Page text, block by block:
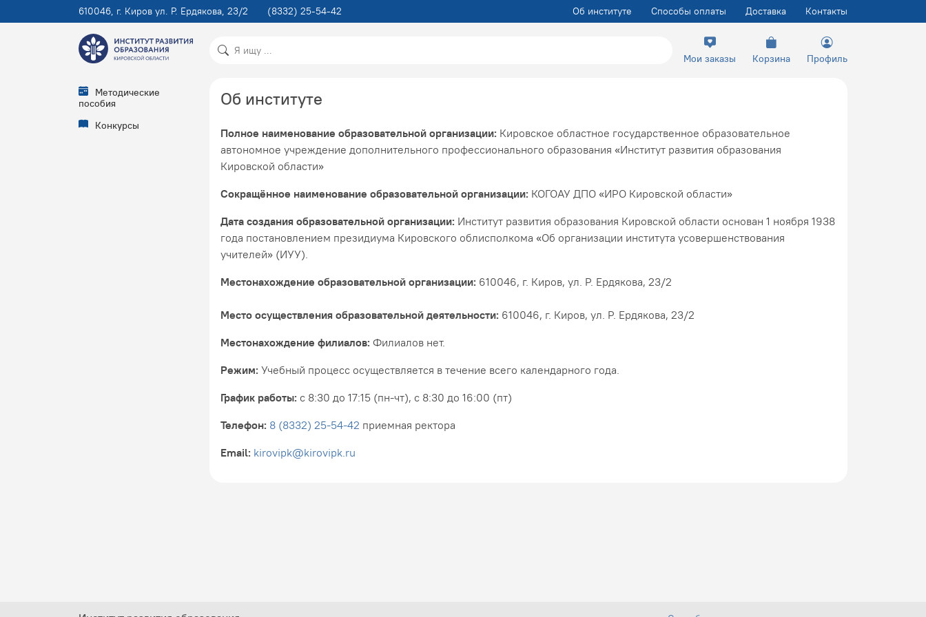
610046, г. Киров ул. Р. Ердякова, 23/2 (8332) 25-54-42 Контакты
Доставка
Способы оплаты
Об институте
Методические
пособия
Конкурсы
Мои заказы Корзина Профиль
Об институте
Полное наименование образовательной организации: Кировское областное государственное образовательное
автономное учреждение дополнительного профессионального образования «Институт развития образования
Кировской области»
Сокращённое наименование образовательной организации: КОГОАУ ДПО «ИРО Кировской области»
Дата создания образовательной организации: Институт развития образования Кировской области основан 1 ноября 1938
года постановлением президиума Кировского облисполкома «Об организации института усовершенствования
учителей» (ИУУ).
Местонахождение образовательной организации: 610046, г. Киров, ул. Р. Ердякова, 23/2
Место осуществления образовательной деятельности: 610046, г. Киров, ул. Р. Ердякова, 23/2
Местонахождение филиалов: Филиалов нет.
Режим: Учебный процесс осуществляется в течение всего календарного года.
График работы: с 8:30 до 17:15 (пн-чт), с 8:30 до 16:00 (пт)
Телефон: 8 (8332) 25-54-42 приемная ректора
Email: kirovipk@kirovipk.ru